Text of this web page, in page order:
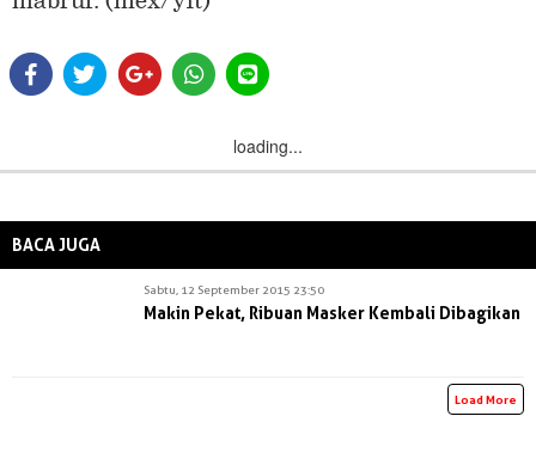
loading...
BACA JUGA
Sabtu, 12 September 2015 23:50
Makin Pekat, Ribuan Masker Kembali Dibagikan
Load More